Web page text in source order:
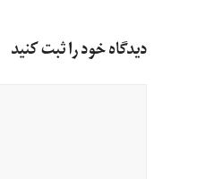
دیدگاه خود را ثبت کنید